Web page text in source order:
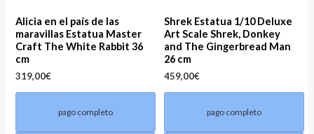
Alicia en el país de las
maravillas Estatua Master
Craft The White Rabbit 36
cm
319,00€
pago completo
Shrek Estatua 1/10 Deluxe
Art Scale Shrek, Donkey
and The Gingerbread Man
26 cm
459,00€
pago completo